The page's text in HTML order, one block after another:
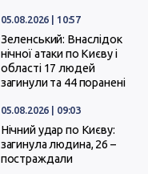
05.08.2026 | 10:57
Зеленський: Внаслідок
нічної атаки по Києву і
області 17 людей
загинули та 44 поранені
05.08.2026 | 09:03
Нічний удар по Києву:
загинула людина, 26 –
постраждали